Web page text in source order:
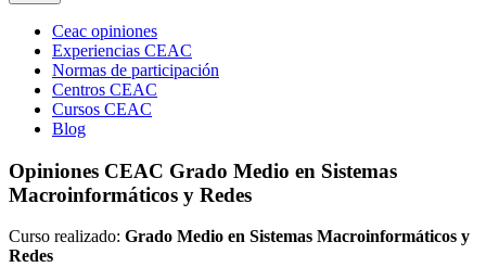
Ceac opiniones
Experiencias CEAC
Normas de participación
Centros CEAC
Cursos CEAC
Blog
Opiniones CEAC Grado Medio en Sistemas
Macroinformáticos y Redes
Curso realizado: Grado Medio en Sistemas Macroinformáticos y
Redes